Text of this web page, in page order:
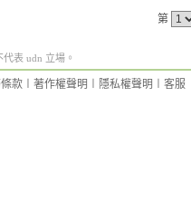
第
表 udn 立場。
款 著作權聲明 隱私權聲明 客服